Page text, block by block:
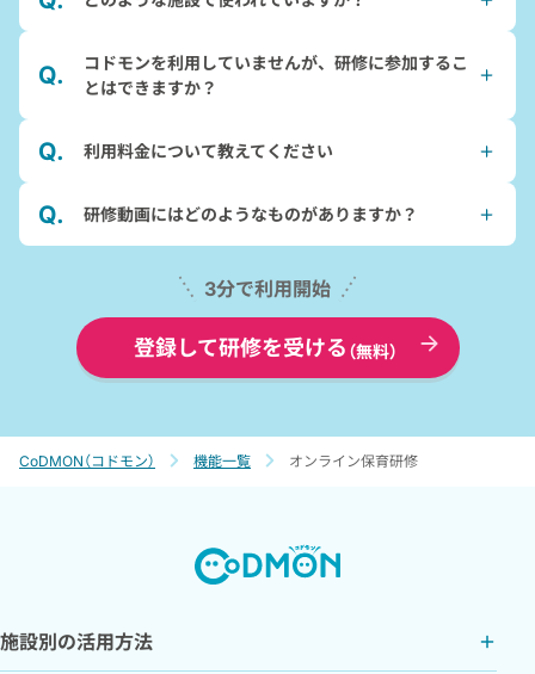
コドモンを利用していませんが、研修に参加するこ
とはできますか？
利用料金について教えてください
研修動画にはどのようなものがありますか？
3分で利用開始
登録して研修を受ける （無料）
CoDMON（コドモン） 機能一覧 オンライン保育研修
施設別の活用方法